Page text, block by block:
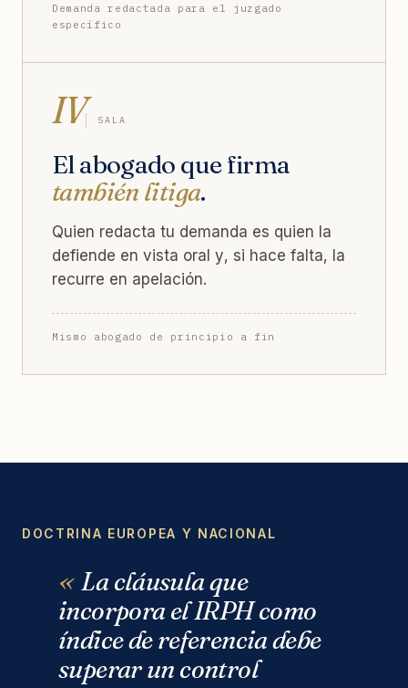
Demanda redactada para el juzgado
específico
IV SALA
El abogado que firma
también litiga.
Quien redacta tu demanda es quien la
defiende en vista oral y, si hace falta, la
recurre en apelación.
Mismo abogado de principio a fin
DOCTRINA EUROPEA Y NACIONAL
La cláusula que
incorpora el IRPH como
índice de referencia debe
superar un control